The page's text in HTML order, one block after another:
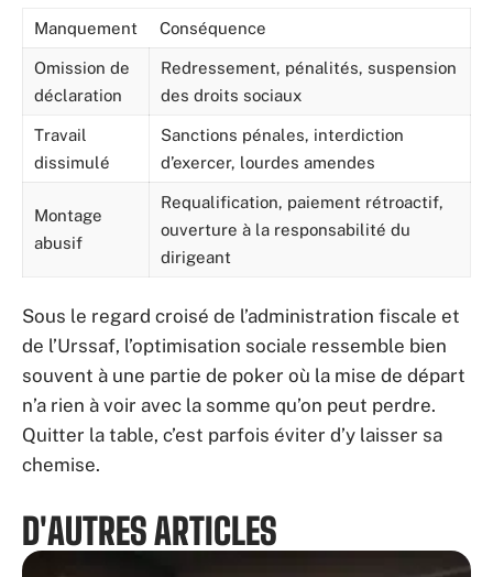
Manquement Conséquence
Omission de
déclaration
Redressement, pénalités, suspension
des droits sociaux
Travail
dissimulé
Sanctions pénales, interdiction
d’exercer, lourdes amendes
Montage
abusif
Requalification, paiement rétroactif,
ouverture à la responsabilité du
dirigeant
Sous le regard croisé de l’administration fiscale et
de l’Urssaf, l’optimisation sociale ressemble bien
souvent à une partie de poker où la mise de départ
n’a rien à voir avec la somme qu’on peut perdre.
Quitter la table, c’est parfois éviter d’y laisser sa
chemise.
D'AUTRES ARTICLES